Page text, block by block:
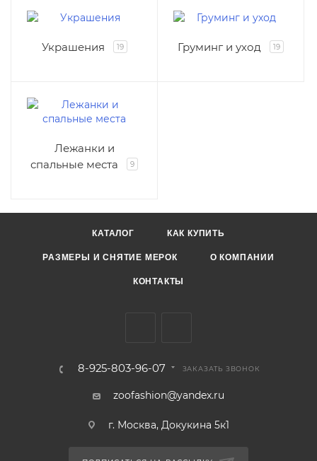
Украшения 19 Груминг и уход 19
Лежанки и
спальные места
9
КАТАЛОГ КАК КУПИТЬ
РАЗМЕРЫ И СНЯТИЕ МЕРОК О КОМПАНИИ
КОНТАКТЫ
8-925-803-96-07 ЗАКАЗАТЬ ЗВОНОК
zoofashion@yandex.ru
г. Москва, Докукина 5к1